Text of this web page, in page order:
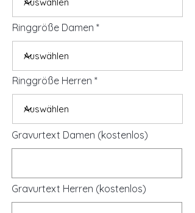
Ringgröße Damen
Ringgröße Herren
Gravurtext Damen (kostenlos)
Gravurtext Herren (kostenlos)